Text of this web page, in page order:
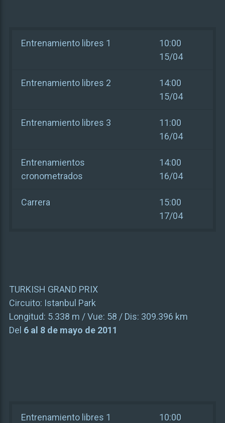
Entrenamiento libres 1
10:00
15/04
Entrenamiento libres 2
14:00
15/04
Entrenamiento libres 3
11:00
16/04
Entrenamientos
cronometrados
14:00
16/04
Carrera
15:00
17/04
TURKISH GRAND PRIX
Circuito: Istanbul Park
Longitud: 5.338 m / Vue: 58 / Dis: 309.396 km
Del 6 al 8 de mayo de 2011
Entrenamiento libres 1
10:00